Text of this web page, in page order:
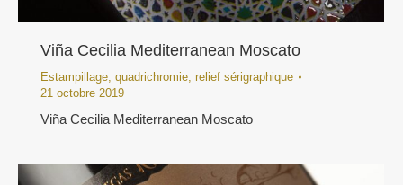
Viña Cecilia Mediterranean Moscato
Estampillage, quadrichromie, relief sérigraphique
21 octobre 2019
Viña Cecilia Mediterranean Moscato